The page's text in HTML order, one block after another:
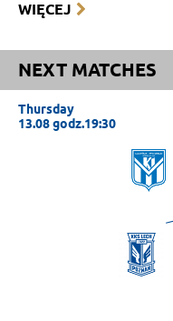
WIĘCEJ
NEXT MATCHES
Thursday
13.08 godz.19:30